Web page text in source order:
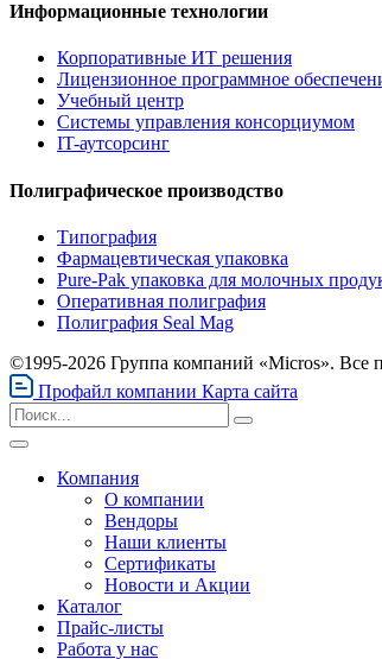
Информационные технологии
Корпоративные ИТ решения
Лицензионное программное
Учебный центр
Системы управления консорциумом
IT-аутсорсинг
Полиграфическое производство
Типография
Фармацевтическая упаковка
Pure-Pak упаковка для молочных
Оперативная полиграфия
Полиграфия Seal Mag
©1995-2026 Группа компаний «Micros». Все
Профайл компании Карта сайта
Компания
О компании
Вендоры
Наши клиенты
Сертификаты
Новости и Акции
Каталог
Прайс-листы
Работа у нас